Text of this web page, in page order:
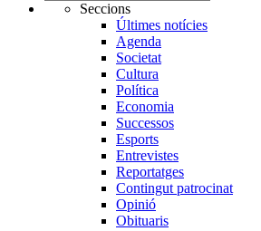
Seccions
Últimes notícies
Agenda
Societat
Cultura
Política
Economia
Successos
Esports
Entrevistes
Reportatges
Contingut patrocinat
Opinió
Obituaris